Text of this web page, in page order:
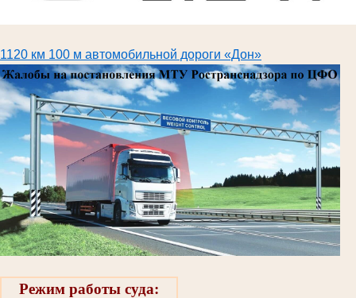
1120 км 100 м автомобильной дороги «Дон»
Режим работы суда: